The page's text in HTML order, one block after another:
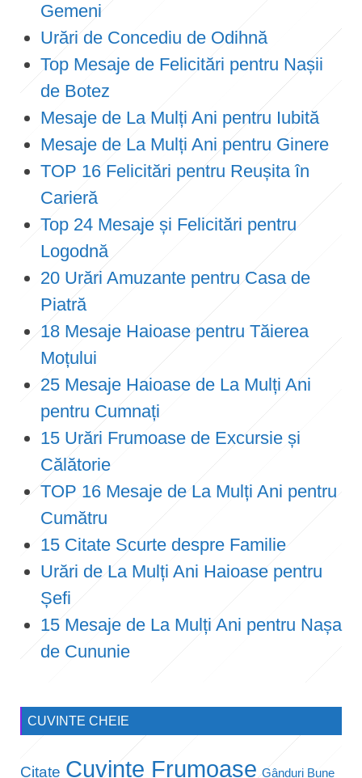
Gemeni
Urări de Concediu de Odihnă
Top Mesaje de Felicitări pentru Nașii
de Botez
Mesaje de La Mulți Ani pentru Iubită
Mesaje de La Mulți Ani pentru Ginere
TOP 16 Felicitări pentru Reușita în
Carieră
Top 24 Mesaje și Felicitări pentru
Logodnă
20 Urări Amuzante pentru Casa de
Piatră
18 Mesaje Haioase pentru Tăierea
Moțului
25 Mesaje Haioase de La Mulți Ani
pentru Cumnați
15 Urări Frumoase de Excursie și
Călătorie
TOP 16 Mesaje de La Mulți Ani pentru
Cumătru
15 Citate Scurte despre Familie
Urări de La Mulți Ani Haioase pentru
Șefi
15 Mesaje de La Mulți Ani pentru Nașa
de Cununie
CUVINTE CHEIE
Citate Cuvinte Frumoase Gânduri Bune